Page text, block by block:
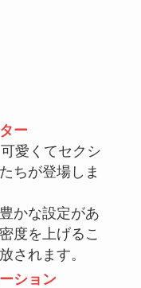
ー
愛くてセクシ
ちが登場しま
かな設定があ
度を上げるこ
されます。
ション